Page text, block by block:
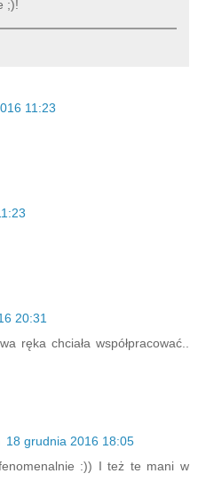
;)!
11:23
20:31
ręka chciała współpracować..
18 grudnia 2016 18:05
:)) I też te mani w